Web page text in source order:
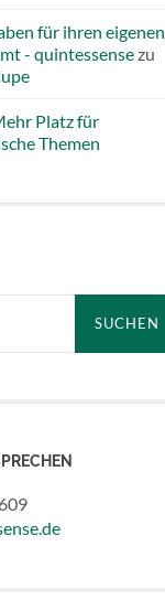
für ihren eigenen
- quintessensezu
Platz für
Themen